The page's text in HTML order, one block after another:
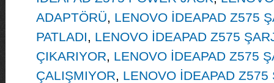
ADAPTÖRÜ, LENOVO İDEAPAD Z575
PATLADI, LENOVO İDEAPAD Z575
ÇIKARIYOR, LENOVO İDEAPAD Z575
ÇALIŞMIYOR, LENOVO İDEAPAD Z575